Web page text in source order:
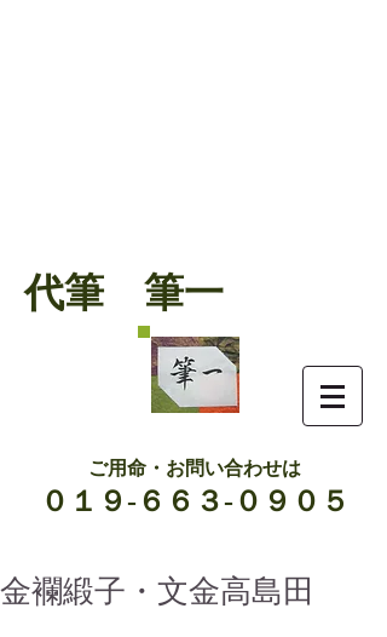
代筆 筆一
ご用命・お問い合わせは
０１９-６６３-０９０５
金襴緞子・文金高島田